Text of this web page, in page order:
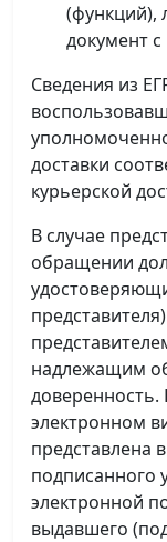
(функций),
документ
Сведения из
доставки
курьерской
В случае
обращении
надлежащим
доверенность.
электронном
представлена
подписанного
электронной
выдавшего